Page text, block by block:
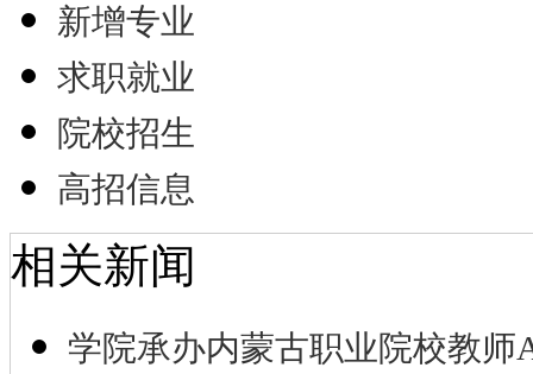
新增专业
求职就业
院校招生
高招信息
相关新闻
学院承办内蒙古职业院校教师